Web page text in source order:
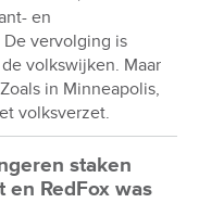
en
vervolging is
volkswijken. Maar
in Minneapolis,
volksverzet.
staken
RedFox was